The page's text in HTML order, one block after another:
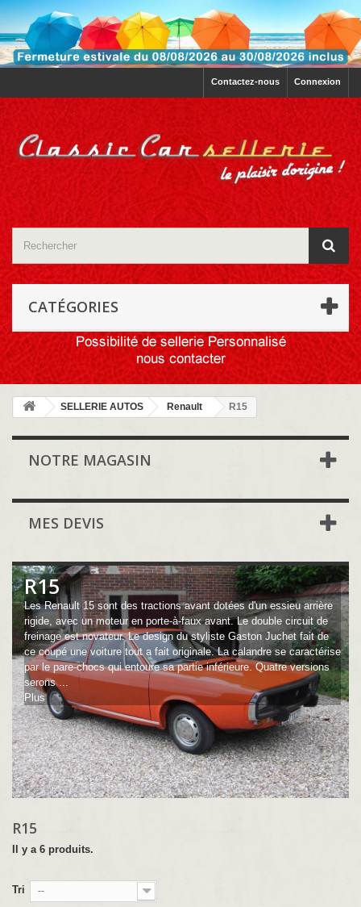
Connexion
Contactez-nous
CATÉGORIES
SELLERIE AUTOS Renault R15
NOTRE MAGASIN
MES DEVIS
R15
Les Renault 15 sont des tractions avant dotées d'un essieu arrière
rigide, avec un moteur en porte-à-faux avant. Le double circuit de
freinage est novateur. Le design du styliste Gaston Juchet fait de
ce coupé une voiture tout a fait originale. La calandre se caractérise
par le pare-chocs qui entoure sa partie inférieure. Quatre versions
serons ...
Plus
R15
Il y a 6 produits.
Tri --